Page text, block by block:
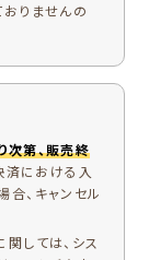
りませんの
次第、販売終
済における入
、キャンセル
しては、シス